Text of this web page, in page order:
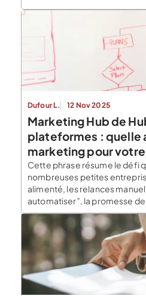
Dufour L. 12 Nov 2025
Marketing Hub de
plateformes : quelle
marketing pour votre
Cette phrase résume le défi
nombreuses petites
alimenté, les relances
automatiser”, la promesse
transforme souvent en
bénéfices sont réels : une
d’automatisation marketing
donnée, aligner marketing et